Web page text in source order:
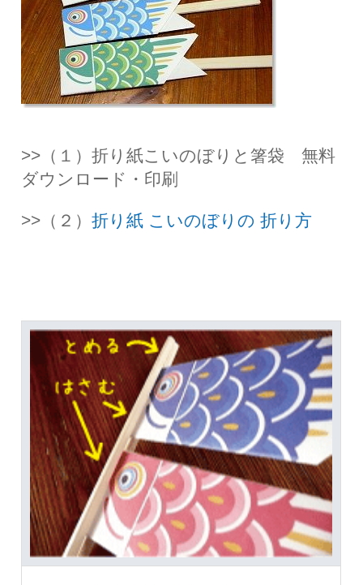
>>（１）折り紙こいのぼりと箸袋 無料
ダウンロード・印刷
>>（２）折り紙 こいのぼりの 折り方